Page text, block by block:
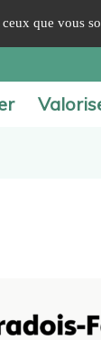
que vous